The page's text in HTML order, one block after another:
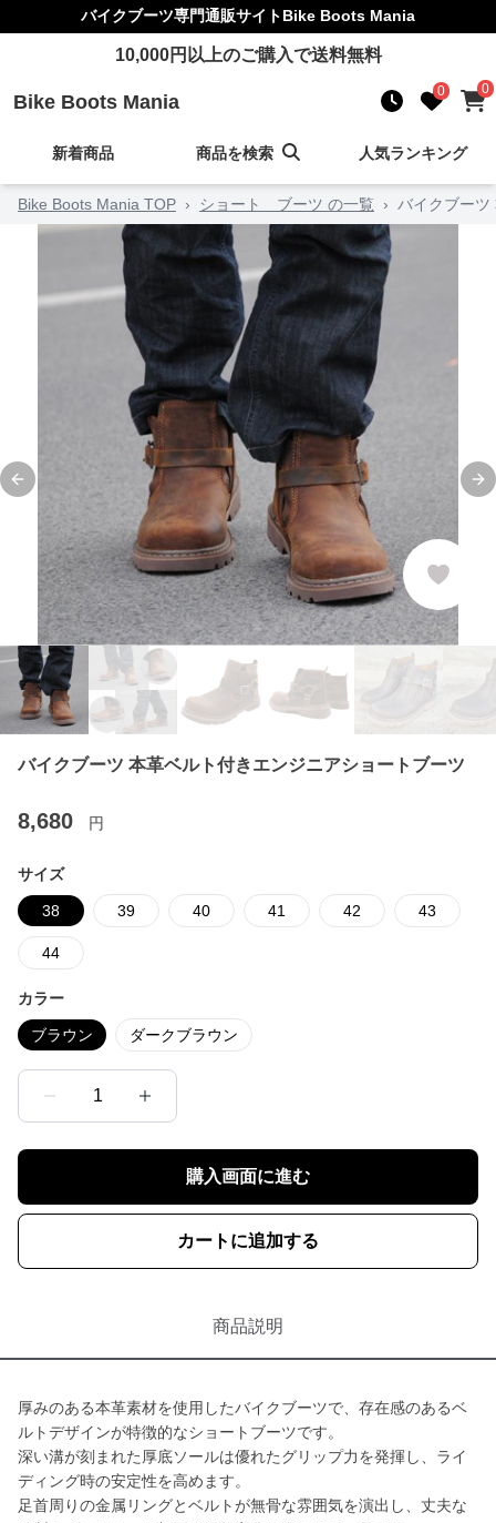
バイクブーツ専門通販サイトBike Boots Mania
10,000円以上のご購入で送料無料
Bike Boots Mania 0 0
新着商品 商品を検索 人気ランキング
Bike Boots Mania TOP › ショート ブーツ の一覧 › バイクブーツ
Previous slide
バイクブーツ 本革ベルト付きエンジニアショートブーツ
8,680 円
サイズ
38 39 40 41 42 43
44
カラー
ブラウン ダークブラウン
1
購入画面に進む
カートに追加する
商品説明
厚みのある本革素材を使用したバイクブーツで、存在感のあるベ
ルトデザインが特徴的なショートブーツです。
深い溝が刻まれた厚底ソールは優れたグリップ力を発揮し、ライ
ディング時の安定性を高めます。
足首周りの金属リングとベルトが無骨な雰囲気を演出し、丈夫な